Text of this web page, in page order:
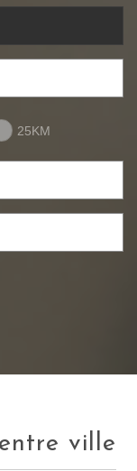
25KM
ville